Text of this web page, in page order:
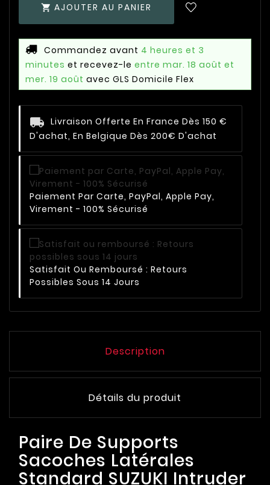
 AJOUTER AU PANIER
Commandez avant 4 heures et 3
minutes et recevez-le entre mar. 18 août et
mer. 19 août avec GLS Domicile Flex
Livraison Offerte En France Dès 150 €
D'achat, En Belgique Dès 200€ D'achat
Paiement Par Carte, PayPal, Apple Pay,
Virement - 100% Sécurisé
Satisfait Ou Remboursé : Retours
Possibles Sous 14 Jours
Description
Détails du produit
Paire De Supports
Sacoches Latérales
Standard SUZUKI Intruder